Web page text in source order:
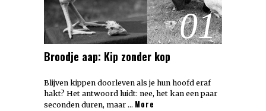
01
Broodje aap: Kip zonder kop
Blijven kippen doorleven als je hun hoofd eraf
hakt? Het antwoord luidt: nee, het kan een paar
seconden duren, maar … More